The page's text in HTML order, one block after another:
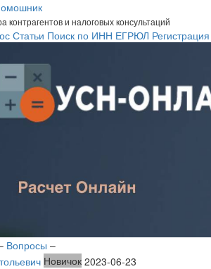
контрагентов и налоговых консультаций
Статьи Поиск по ИНН ЕГРЮЛ
Вопросы –
Новичок 2023-06-23